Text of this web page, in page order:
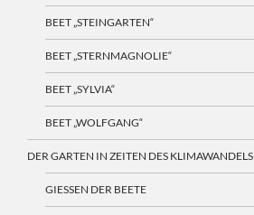
BEET „STEINGARTEN“
BEET „STERNMAGNOLIE“
BEET „SYLVIA“
BEET „WOLFGANG“
DER GARTEN IN ZEITEN DES KLIMAWANDELS
GIESSEN DER BEETE